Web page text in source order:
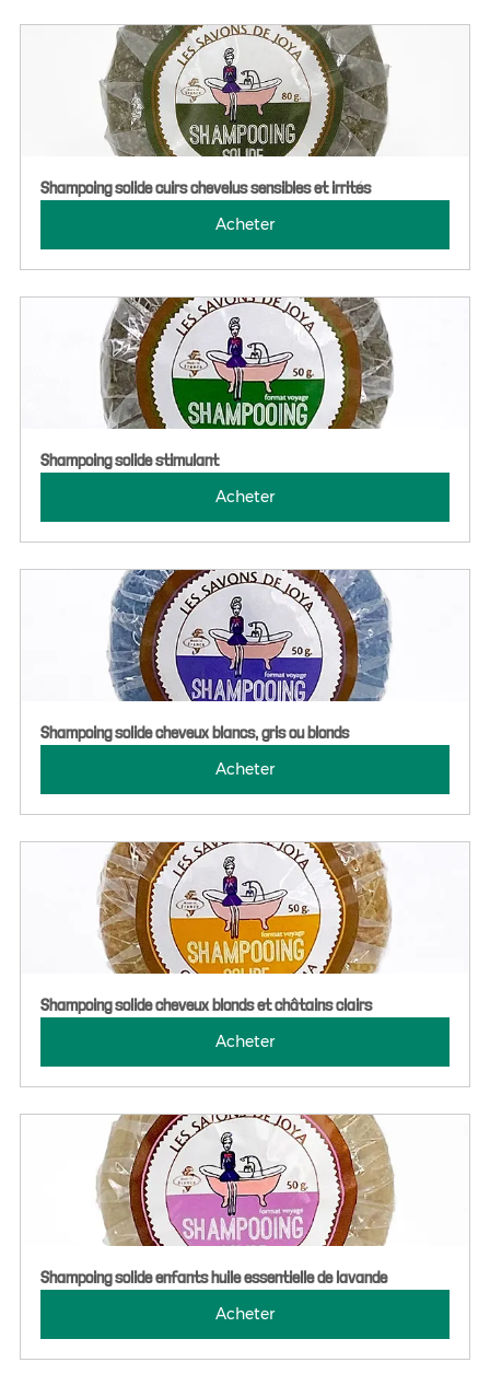
Shampoing solide cuirs chevelus sensibles et irrités
Acheter
Shampoing solide stimulant
Acheter
Shampoing solide cheveux blancs, gris ou blonds
Acheter
Shampoing solide cheveux blonds et châtains clairs
Acheter
Shampoing solide enfants huile essentielle de lavande
Acheter